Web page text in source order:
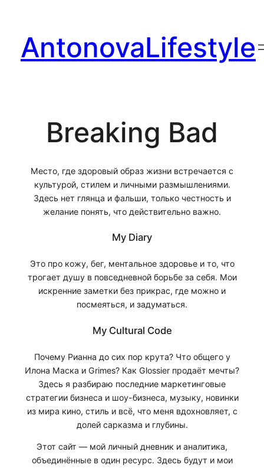
содержимому
AntonovaLifestyle
Breaking Bad
Место, где здоровый образ жизни встречается с
культурой, стилем и личными размышлениями.
Здесь нет глянца и фальши, только честность и
желание понять, что действительно важно.
My Diary
Это про кожу, бег, ментальное здоровье и то, что
трогает душу в повседневной борьбе за себя. Мои
искренние заметки без прикрас, где можно и
посмеяться, и задуматься.
My Cultural Code
Почему Рианна до сих пор крута? Что общего у
Илона Маска и Grimes? Как Glossier продаёт мечты?
Здесь я разбираю последние маркетинговые
стратегии бизнеса и шоу-бизнеса, музыку, новинки
из мира кино, стиль и всё, что меня вдохновляет, с
долей сарказма и глубины.
Этот сайт — мой личный дневник и аналитика,
объединённые в один ресурс. Здесь будут и мои